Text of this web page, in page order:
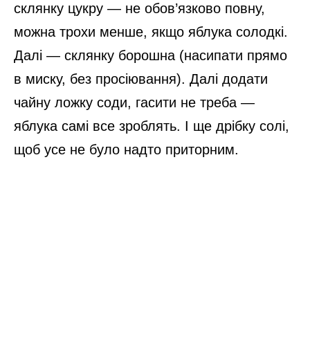
склянку цукру — не обов’язково повну,
можна трохи менше, якщо яблука солодкі.
Далі — склянку борошна (насипати прямо
в миску, без просіювання). Далі додати
чайну ложку соди, гасити не треба —
яблука самі все зроблять. І ще дрібку солі,
щоб усе не було надто приторним.